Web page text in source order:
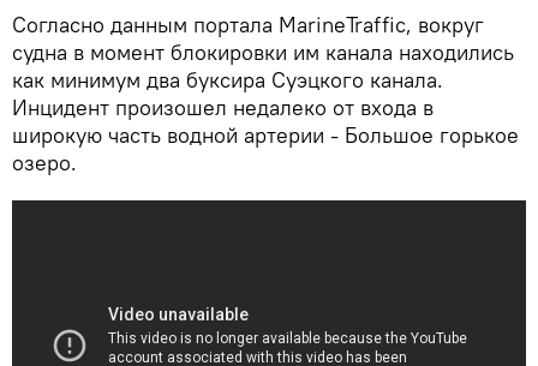
Согласно данным портала MarineTraffic, вокруг
судна в момент блокировки им канала находились
как минимум два буксира Суэцкого канала.
Инцидент произошел недалеко от входа в
широкую часть водной артерии - Большое горькое
озеро.